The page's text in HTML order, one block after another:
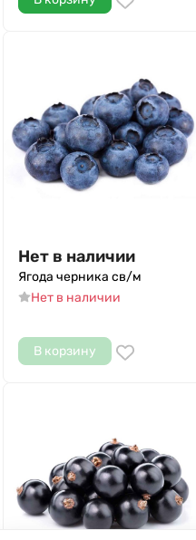
Нет в наличии
Ягода черника св/м
Нет в наличии
В корзину